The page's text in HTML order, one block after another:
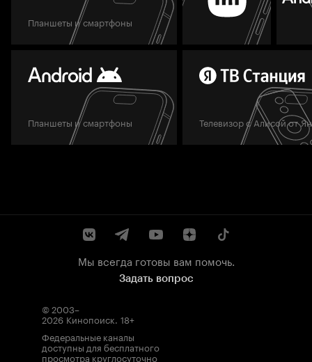
Планшеты и смартфоны
Планшеты и смартфоны Телевизор с Алисой от
Мы всегда готовы вам помочь.
Задать вопрос
© 2003–
2026 Кинопоиск. 18+
Федеральные каналы
доступны для бесплатного
просмотра круглосуточно